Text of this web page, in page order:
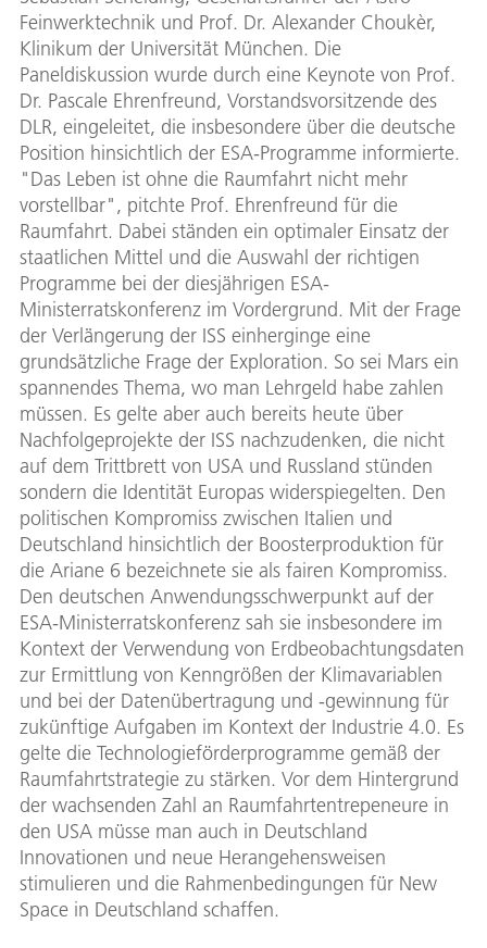
Feinwerktechnik und Prof. Dr. Alexander Choukèr,
Klinikum der Universität München. Die
Paneldiskussion wurde durch eine Keynote von Prof.
Dr. Pascale Ehrenfreund, Vorstandsvorsitzende des
DLR, eingeleitet, die insbesondere über die deutsche
Position hinsichtlich der ESA-Programme informierte.
"Das Leben ist ohne die Raumfahrt nicht mehr
vorstellbar", pitchte Prof. Ehrenfreund für die
Raumfahrt. Dabei ständen ein optimaler Einsatz der
staatlichen Mittel und die Auswahl der richtigen
Programme bei der diesjährigen ESA-
Ministerratskonferenz im Vordergrund. Mit der Frage
der Verlängerung der ISS einherginge eine
grundsätzliche Frage der Exploration. So sei Mars ein
spannendes Thema, wo man Lehrgeld habe zahlen
müssen. Es gelte aber auch bereits heute über
Nachfolgeprojekte der ISS nachzudenken, die nicht
auf dem Trittbrett von USA und Russland stünden
sondern die Identität Europas widerspiegelten. Den
politischen Kompromiss zwischen Italien und
Deutschland hinsichtlich der Boosterproduktion für
die Ariane 6 bezeichnete sie als fairen Kompromiss.
Den deutschen Anwendungsschwerpunkt auf der
ESA-Ministerratskonferenz sah sie insbesondere im
Kontext der Verwendung von Erdbeobachtungsdaten
zur Ermittlung von Kenngrößen der Klimavariablen
und bei der Datenübertragung und -gewinnung für
zukünftige Aufgaben im Kontext der Industrie 4.0. Es
gelte die Technologieförderprogramme gemäß der
Raumfahrtstrategie zu stärken. Vor dem Hintergrund
der wachsenden Zahl an Raumfahrtentrepeneure in
den USA müsse man auch in Deutschland
Innovationen und neue Herangehensweisen
stimulieren und die Rahmenbedingungen für New
Space in Deutschland schaffen.